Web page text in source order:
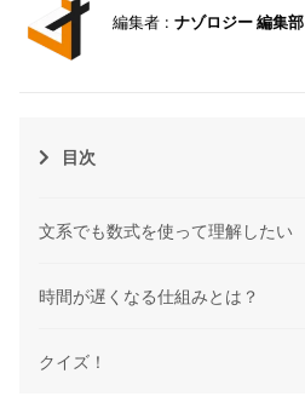
ナゾロジー 編集部
目次
文系でも数式を使って理解したい
時間が遅くなる仕組みとは？
クイズ！